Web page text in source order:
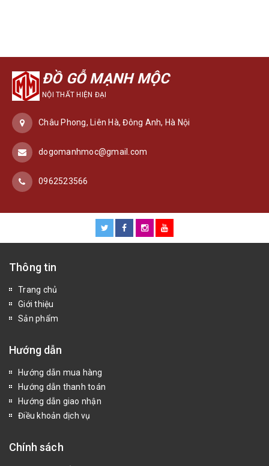
ĐỒ GỖ MẠNH MỘC
NỘI THẤT HIỆN ĐẠI
Châu Phong, Liên Hà, Đông Anh, Hà Nội
dogomanhmoc@gmail.com
0962523566
Thông tin
Trang chủ
Giới thiệu
Sản phẩm
Hướng dẫn
Hướng dẫn mua hàng
Hướng dẫn thanh toán
Hướng dẫn giao nhận
Điều khoản dịch vụ
Chính sách